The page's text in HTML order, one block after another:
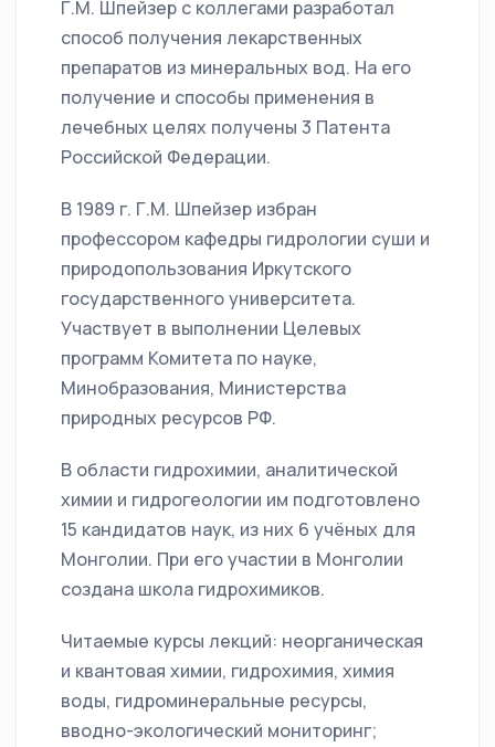
Г.М. Шпейзер с коллегами разработал
способ получения лекарственных
препаратов из минеральных вод. На его
получение и способы применения в
лечебных целях получены 3 Патента
Российской Федерации.
В 1989 г. Г.М. Шпейзер избран
профессором кафедры гидрологии суши и
природопользования Иркутского
государственного университета.
Участвует в выполнении Целевых
программ Комитета по науке,
Минобразования, Министерства
природных ресурсов РФ.
В области гидрохимии, аналитической
химии и гидрогеологии им подготовлено
15 кандидатов наук, из них 6 учёных для
Монголии. При его участии в Монголии
создана школа гидрохимиков.
Читаемые курсы лекций: неорганическая
и квантовая химии, гидрохимия, химия
воды, гидроминеральные ресурсы,
вводно-экологический мониторинг;